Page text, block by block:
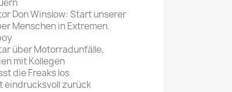
Don Winslow: Start unserer
Menschen in Extremen.
über Motorradunfälle,
mit Kollegen
die Freaks los
eindrucksvoll zurück